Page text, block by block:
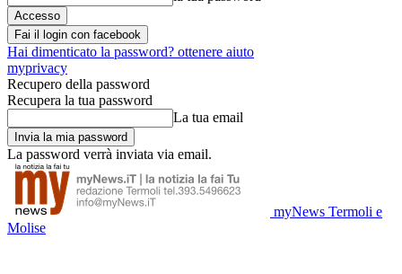
Fai il login con facebook
Hai dimenticato la password? ottenere aiuto
myprivacy
Recupero della password
Recupera la tua password
La tua email
La password verrà inviata via email.
myNews Termoli e
Molise